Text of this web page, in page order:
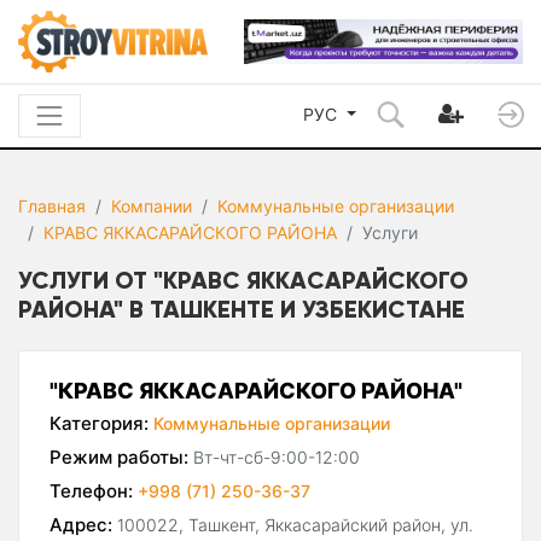
РУС
Главная Компании
Коммунальные организации
КРАВС ЯККАСАРАЙСКОГО РАЙОНА
Услуги
УСЛУГИ ОТ "КРАВС ЯККАСАРАЙСКОГО
РАЙОНА" В ТАШКЕНТЕ И УЗБЕКИСТАНЕ
"КРАВС ЯККАСАРАЙСКОГО РАЙОНА"
Категория: Коммунальные организации
Режим работы: Вт-чт-сб-9:00-12:00
Телефон: +998 (71) 250-36-37
Адрес: 100022, Ташкент, Яккасарайский район, ул.